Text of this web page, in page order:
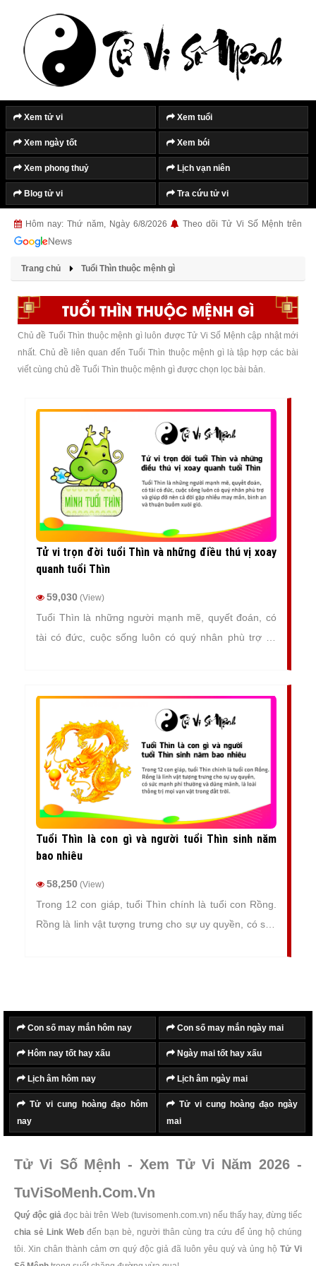
Xem tử vi Xem tuổi
Xem ngày tốt Xem bói
Xem phong thuỷ Lịch vạn niên
Blog tử vi Tra cứu tử vi
Hôm nay: Thứ năm, Ngày 6/8/2026 Theo dõi Tử Vi Số Mệnh trên
Trang chủ Tuổi Thìn thuộc mệnh gì
TUỔI THÌN THUỘC MỆNH GÌ
Chủ đề Tuổi Thìn thuộc mệnh gì luôn được Tử Vi Số Mệnh cập nhật mới
nhất. Chủ đề liên quan đến Tuổi Thìn thuộc mệnh gì là tập hợp các bài
viết cùng chủ đề Tuổi Thìn thuộc mệnh gì được chọn lọc bài bản.
Tử vi trọn đời tuổi Thìn và những điều thú vị xoay
quanh tuổi Thìn
59,030 (View)
Tuổi Thìn là những người mạnh mẽ, quyết đoán, có
tài có đức, cuộc sống luôn có quý nhân phù trợ và
Tuổi Thìn là con gì và người tuổi Thìn sinh năm
bao nhiêu
58,250 (View)
Trong 12 con giáp, tuổi Thìn chính là tuổi con Rồng.
Rồng là linh vật tượng trưng cho sự uy quyền, có sức
Con số may mắn hôm nay Con số may mắn ngày mai
Hôm nay tốt hay xấu Ngày mai tốt hay xấu
Lịch âm hôm nay Lịch âm ngày mai
Tử vi cung hoàng đạo hôm
nay
Tử vi cung hoàng đạo ngày
mai
Tử Vi Số Mệnh - Xem Tử Vi Năm 2026 -
TuViSoMenh.Com.Vn
Quý độc giả đọc bài trên Web (tuvisomenh.com.vn) nếu thấy hay, đừng tiếc
chia sẻ Link Web đến bạn bè, người thân cùng tra cứu để ủng hộ chúng
tôi. Xin chân thành cảm ơn quý độc giả đã luôn yêu quý và ủng hộ Tử Vi